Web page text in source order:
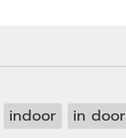
indoor in door